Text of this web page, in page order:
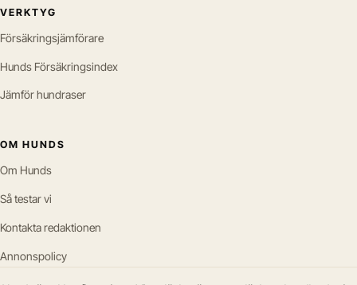
VERKTYG
Försäkringsjämförare
Hunds Försäkringsindex
Jämför hundraser
OM HUNDS
Om Hunds
Så testar vi
Kontakta redaktionen
Annonspolicy